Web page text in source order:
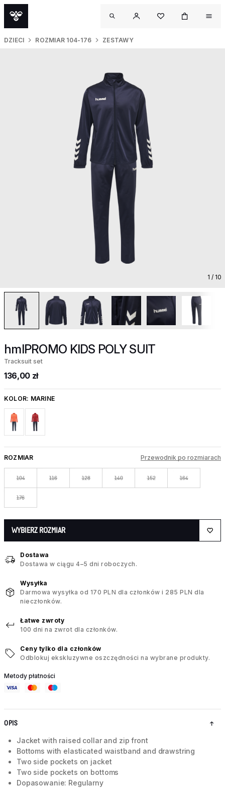
DZIECI ROZMIAR 104-176 ZESTAWY
1 / 10
hmlPROMO KIDS POLY SUIT
Tracksuit set
136,00 zł
KOLOR: MARINE
ROZMIAR Przewodnik po rozmiarach
104 116 128 140 152 164
176
WYBIERZ ROZMIAR
Dostawa
Dostawa w ciągu 4–5 dni roboczych.
Wysyłka
Darmowa wysyłka od 170 PLN dla członków i 285 PLN dla
nieczłonków.
Łatwe zwroty
100 dni na zwrot dla członków.
Ceny tylko dla członków
Odblokuj ekskluzywne oszczędności na wybrane produkty.
Metody płatności
OPIS
Jacket with raised collar and zip front
Bottoms with elasticated waistband and drawstring
Two side pockets on jacket
Two side pockets on bottoms
Dopasowanie: Regularny